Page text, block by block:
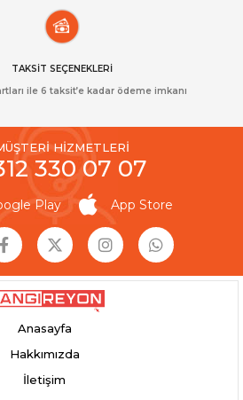
TAKSİT SEÇENEKLERİ
ile 6 taksit’e kadar ödeme imkanı
HİZMETLERİ
330 07 07
Play App Store
Anasayfa
Hakkımızda
İletişim